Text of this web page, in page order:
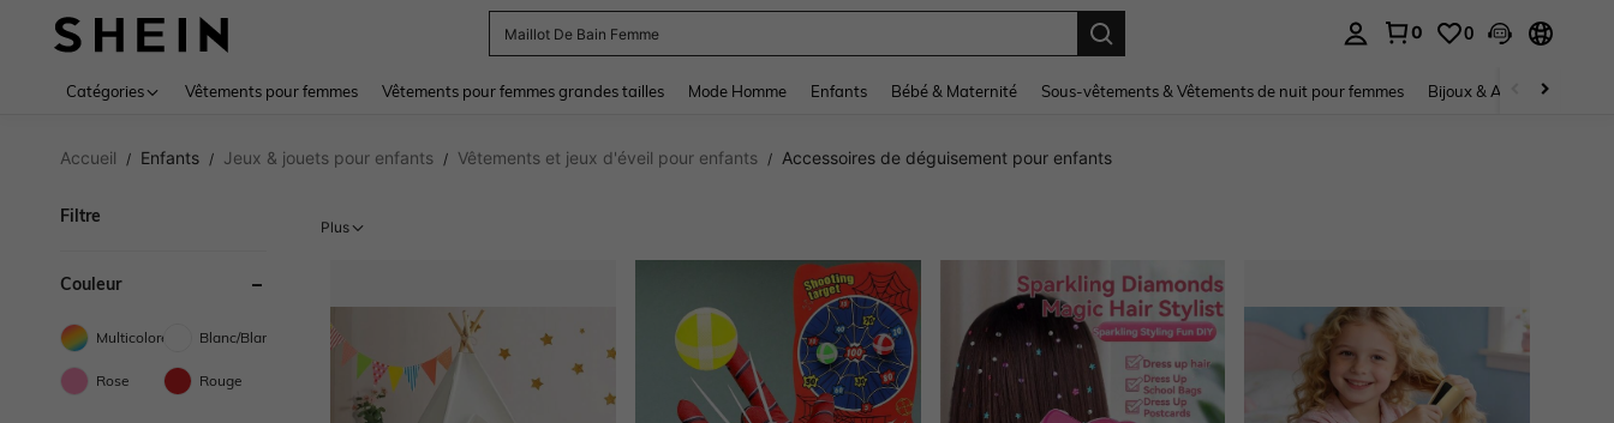
Sac
0 0
Catégories Vêtements pour femmes Vêtements pour femmes grandes tailles Mode Homme Enfants Bébé & Maternité Sous-vêtements & Vêtements de nuit pour femmes Bijoux & Accessoires pour
Accueil / Enfants / Jeux & jouets pour enfants / Vêtements et jeux d'éveil pour enfants / Accessoires de déguisement pour enfants
Filtre
Couleur
Multicolore Blanc/Blanche
Rose Rouge
Plus